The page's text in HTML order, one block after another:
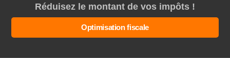
Réduisez le montant de vos impôts !
Optimisation fiscale